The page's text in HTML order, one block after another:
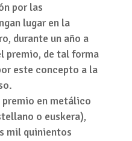
por las
lugar en la
durante un año a
premio, de tal forma
este concepto a la
en metálico
o euskera),
mil quinientos